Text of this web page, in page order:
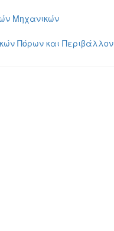
Μηχανικών
Πόρων και